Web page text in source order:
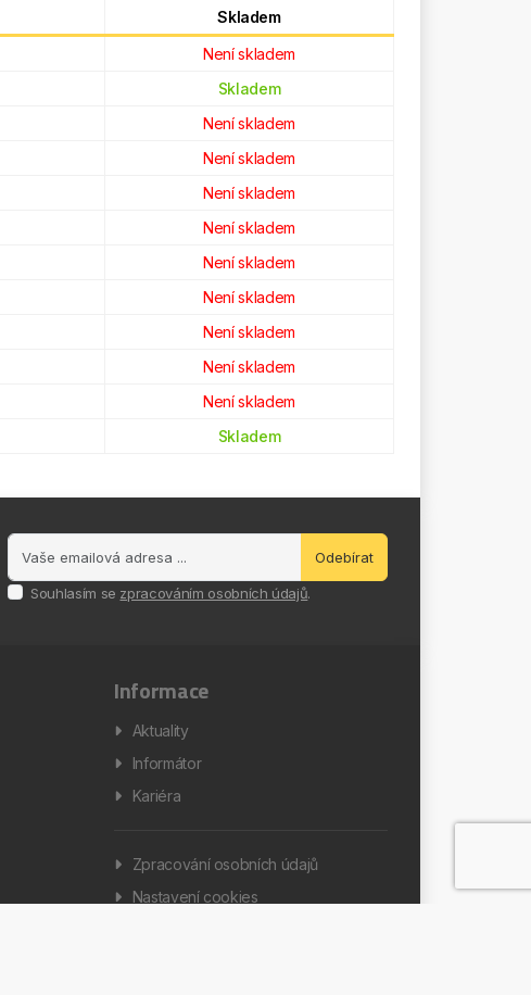
Skladem
Není skladem
Skladem
Není skladem
Není skladem
Není skladem
Není skladem
Není skladem
Není skladem
Není skladem
Není skladem
Není skladem
Skladem
Odebírat
Souhlasím se zpracováním osobních údajů.
Informace
Aktuality
Informátor
Kariéra
Zpracování osobních údajů
Nastavení cookies